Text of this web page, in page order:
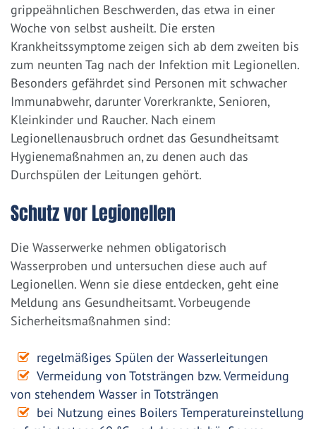
grippeähnlichen Beschwerden, das etwa in einer
Woche von selbst ausheilt. Die ersten
Krankheitssymptome zeigen sich ab dem zweiten bis
zum neunten Tag nach der Infektion mit Legionellen.
Besonders gefährdet sind Personen mit schwacher
Immunabwehr, darunter Vorerkrankte, Senioren,
Kleinkinder und Raucher. Nach einem
Legionellenausbruch ordnet das Gesundheitsamt
Hygienemaßnahmen an, zu denen auch das
Durchspülen der Leitungen gehört.
Schutz vor Legionellen
Die Wasserwerke nehmen obligatorisch
Wasserproben und untersuchen diese auch auf
Legionellen. Wenn sie diese entdecken, geht eine
Meldung ans Gesundheitsamt. Vorbeugende
Sicherheitsmaßnahmen sind:
regelmäßiges Spülen der Wasserleitungen
Vermeidung von Totsträngen bzw. Vermeidung
von stehendem Wasser in Totsträngen
bei Nutzung eines Boilers Temperatureinstellung